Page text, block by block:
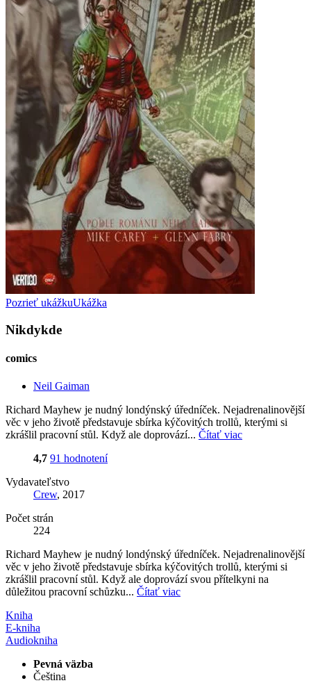
Pozrieť ukážkuUkážka
Nikdykde
comics
Neil Gaiman
Richard Mayhew je nudný londýnský úředníček. Nejadrenalinovější
věc v jeho životě představuje sbírka kýčovitých trollů, kterými si
zkrášlil pracovní stůl. Když ale doprovází... Čítať viac
4,7 91 hodnotení
Vydavateľstvo
Crew, 2017
Počet strán
224
Richard Mayhew je nudný londýnský úředníček. Nejadrenalinovější
věc v jeho životě představuje sbírka kýčovitých trollů, kterými si
zkrášlil pracovní stůl. Když ale doprovází svou přítelkyni na
důležitou pracovní schůzku... Čítať viac
Kniha
E-kniha
Audiokniha
Pevná väzba
Čeština